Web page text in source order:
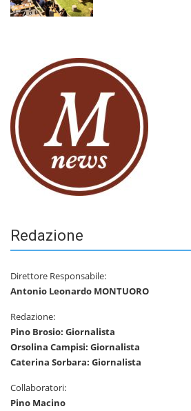
Redazione
Direttore Responsabile:
Antonio Leonardo MONTUORO
Redazione:
Pino Brosio: Giornalista
Orsolina Campisi: Giornalista
Caterina Sorbara: Giornalista
Collaboratori:
Pino Macino